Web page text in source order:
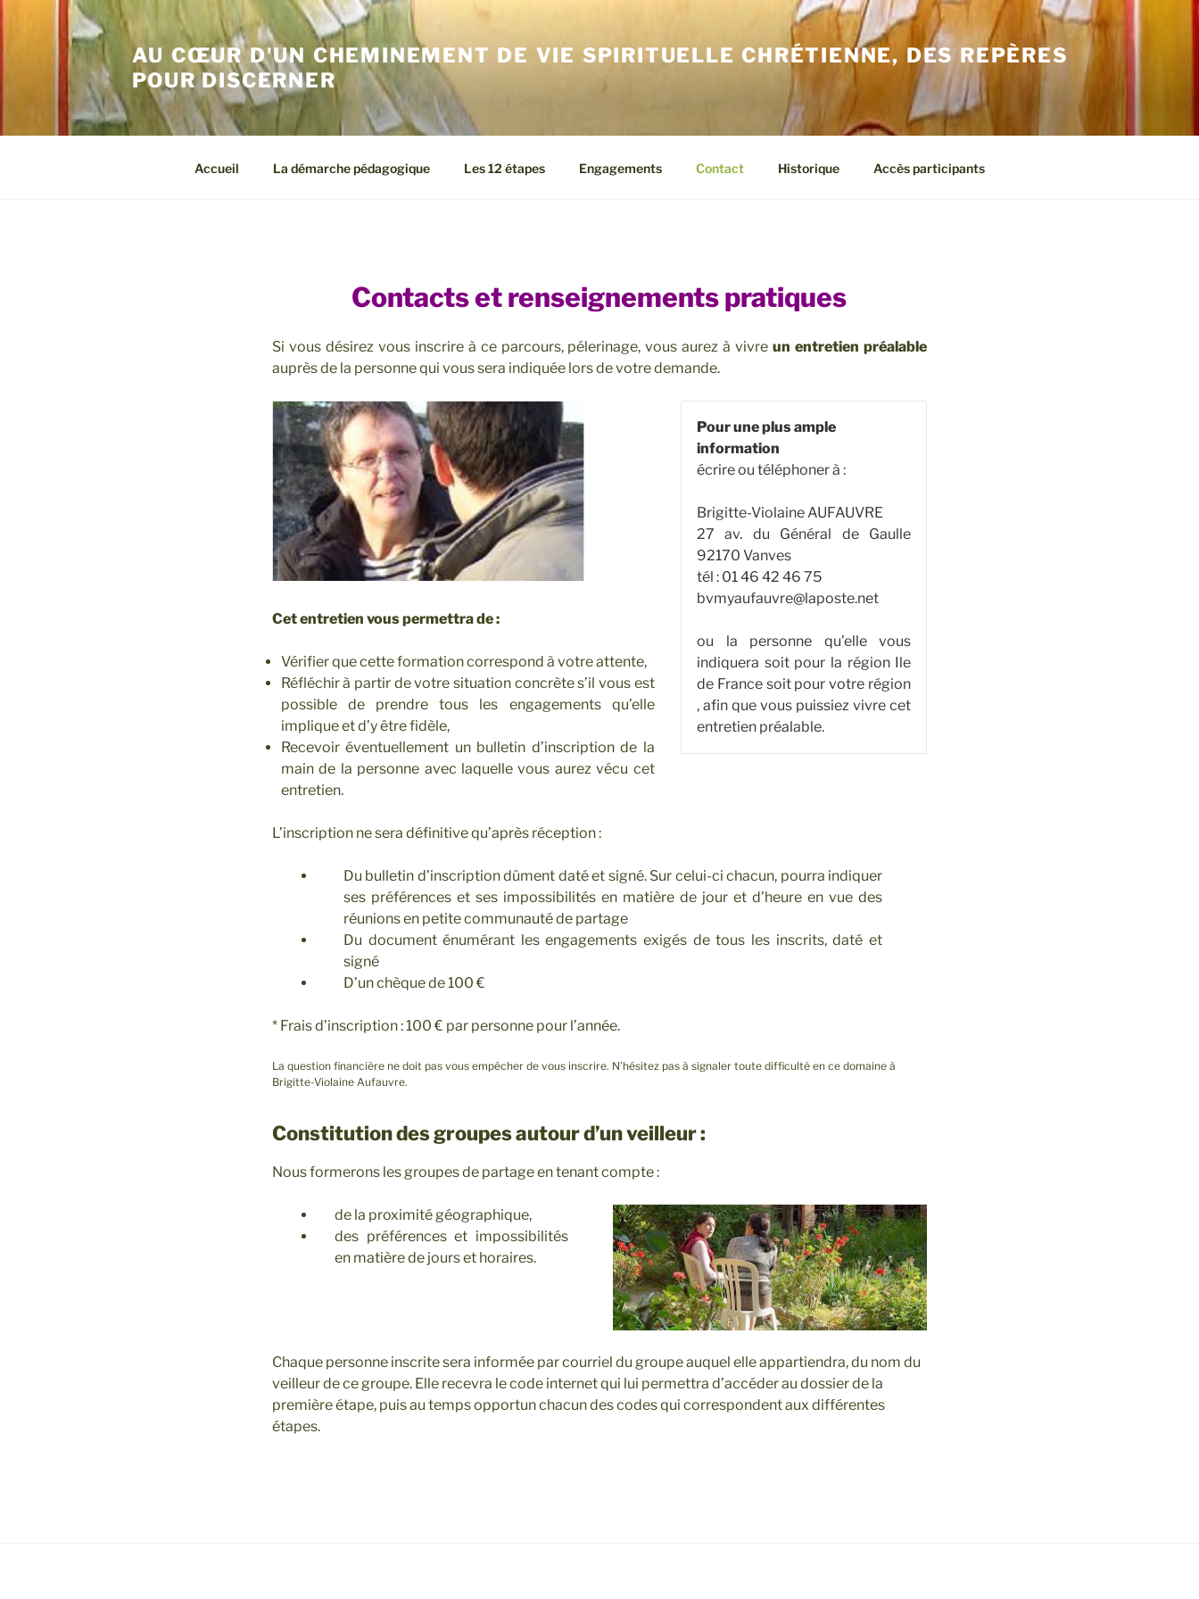
AU CŒUR D'UN CHEMINEMENT DE VIE SPIRITUELLE CHRÉTIENNE, DES REPÈRES
POUR DISCERNER
Accueil La démarche pédagogique Les 12 étapes Engagements Contact Historique Accès participants
Contacts et renseignements pratiques
Si vous désirez vous inscrire à ce parcours, pélerinage, vous aurez à vivreun entretien préalable
auprès de la personne qui vous sera indiquée lors de votre demande.
Cet entretien vous permettra de :
Vérifier que cette formation correspond à votre attente,
Réfléchir à partir de votre situation concrète s’il vous est
possible de prendre tous les engagements qu’elle
implique et d’y être fidèle,
Recevoir éventuellement un bulletin d’inscription de la
main de la personne avec laquelle vous aurez vécu cet
entretien.
Pour une plus ample
information
écrire ou téléphoner à :
Brigitte-Violaine AUFAUVRE
27 av. du Général de Gaulle
92170 Vanves
tél : 01 46 42 46 75
bvmyaufauvre@laposte.net
ou la personne qu’elle vous
indiquera soit pour la région Ile
de France soit pour votre région
, afin que vous puissiez vivre cet
entretien préalable.
L’inscription ne sera définitive qu’après réception :
Du bulletin d’inscription dûment daté et signé. Sur celui-ci chacun, pourra indiquer
ses préférences et ses impossibilités en matière de jour et d’heure en vue des
réunions en petite communauté de partage
Du document énumérant les engagements exigés de tous les inscrits, daté et
signé
D’un chèque de 100 €
* Frais d’inscription : 100 € par personne pour l’année.
La question financière ne doit pas vous empêcher de vous inscrire. N’hésitez pas à signaler toute difficulté en ce domaine à
Brigitte-Violaine Aufauvre.
Constitution des groupes autour d’un veilleur :
Nous formerons les groupes de partage en tenant compte :
de la proximité géographique,
des préférences et impossibilités
en matière de jours et horaires.
Chaque personne inscrite sera informée par courriel du groupe auquel elle appartiendra, du nom du
veilleur de ce groupe. Elle recevra le code internet qui lui permettra d’accéder au dossier de la
première étape, puis au temps opportun chacun des codes qui correspondent aux différentes
étapes.